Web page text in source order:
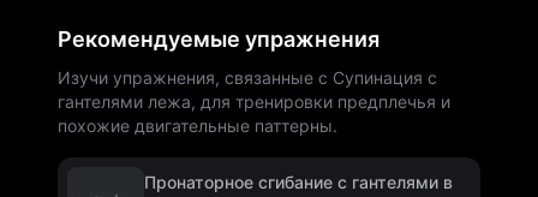
Рекомендуемые упражнения
Изучи упражнения, связанные с Супинация с
гантелями лежа, для тренировки предплечья и
похожие двигательные паттерны.
Пронаторное сгибание с гантелями в